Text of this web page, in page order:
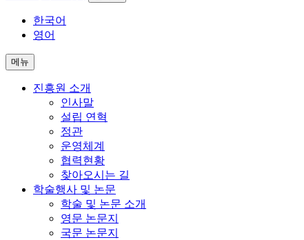
한국어
영어
메뉴
진흥원 소개
인사말
설립 연혁
정관
운영체계
협력현황
찾아오시는 길
학술행사 및 논문
학술 및 논문 소개
영문 논문지
국문 논문지